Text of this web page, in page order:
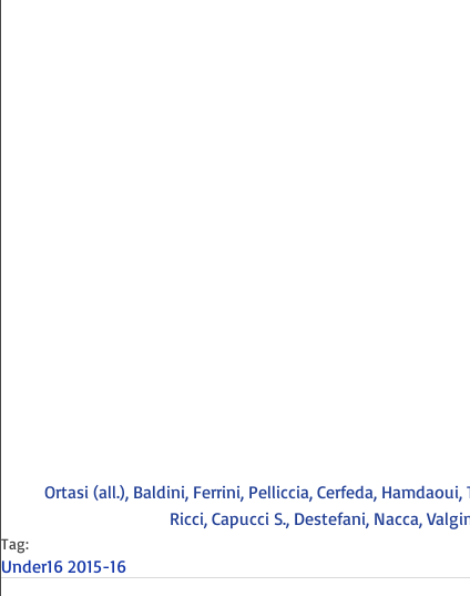
Ortasi (all.), Baldini, Ferrini, Pelliccia, Cerfeda, Hamdaoui,
Ricci, Capucci S., Destefani, Nacca,
Tag:
Under16 2015-16